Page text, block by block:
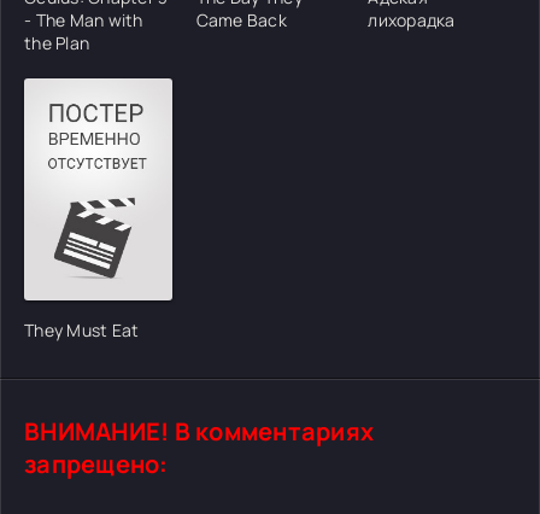
- The Man with
the Plan
Came Back
лихорадка
They Must Eat
ВНИМАНИЕ! В комментариях
запрещено: